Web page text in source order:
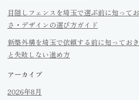
目隠しフェンスを埼玉で選ぶ前に知って
さ・デザインの選び方ガイド
新築外構を埼玉で依頼する前に知ってお
と失敗しない進め方
アーカイブ
2026年8月